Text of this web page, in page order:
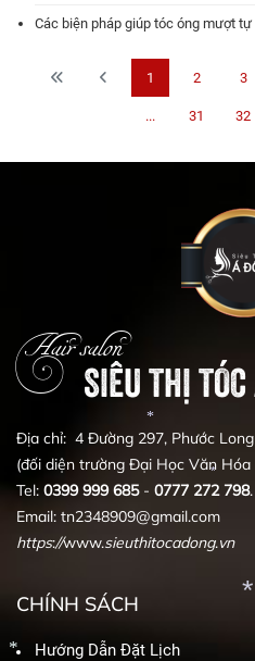
*
Các biện pháp giúp tóc óng mượt
1 2 3
... 31 32
Hair salon
SIÊU THỊ
Địa chỉ: 4 Đường 297, Phước
(đối diện trường Đại Học Văn Hóa
Tel: 0399 999 685- 0777 272 798.
Email: tn2348909@gmail.com
https://www.sieuthitocadong.vn
CHÍNH SÁCH
Hướng Dẫn Đặt Lịch